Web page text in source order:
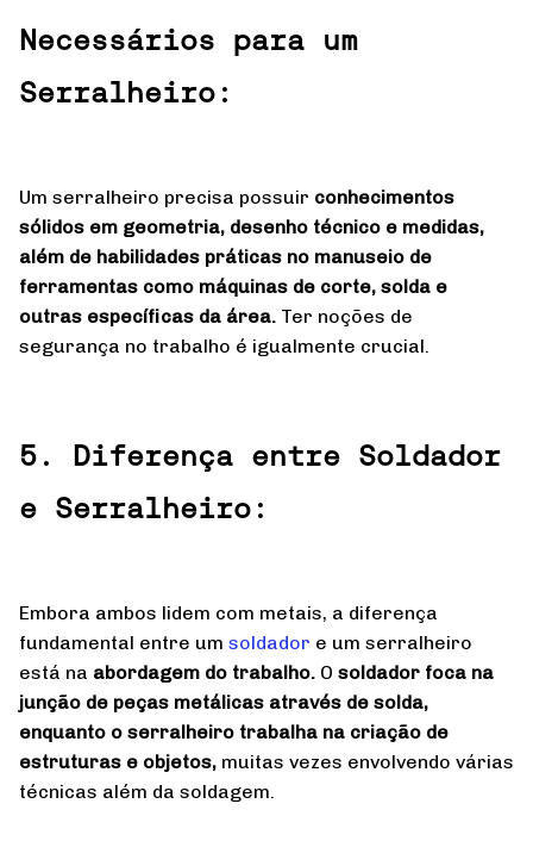
Necessários para um
Serralheiro:
Um serralheiro precisa possuir conhecimentos
sólidos em geometria, desenho técnico e medidas,
além de habilidades práticas no manuseio de
ferramentas como máquinas de corte, solda e
outras específicas da área. Ter noções de
segurança no trabalho é igualmente crucial.
5. Diferença entre Soldador
e Serralheiro:
Embora ambos lidem com metais, a diferença
fundamental entre um soldador e um serralheiro
está na abordagem do trabalho. O soldador foca na
junção de peças metálicas através de solda,
enquanto o serralheiro trabalha na criação de
estruturas e objetos, muitas vezes envolvendo várias
técnicas além da soldagem.